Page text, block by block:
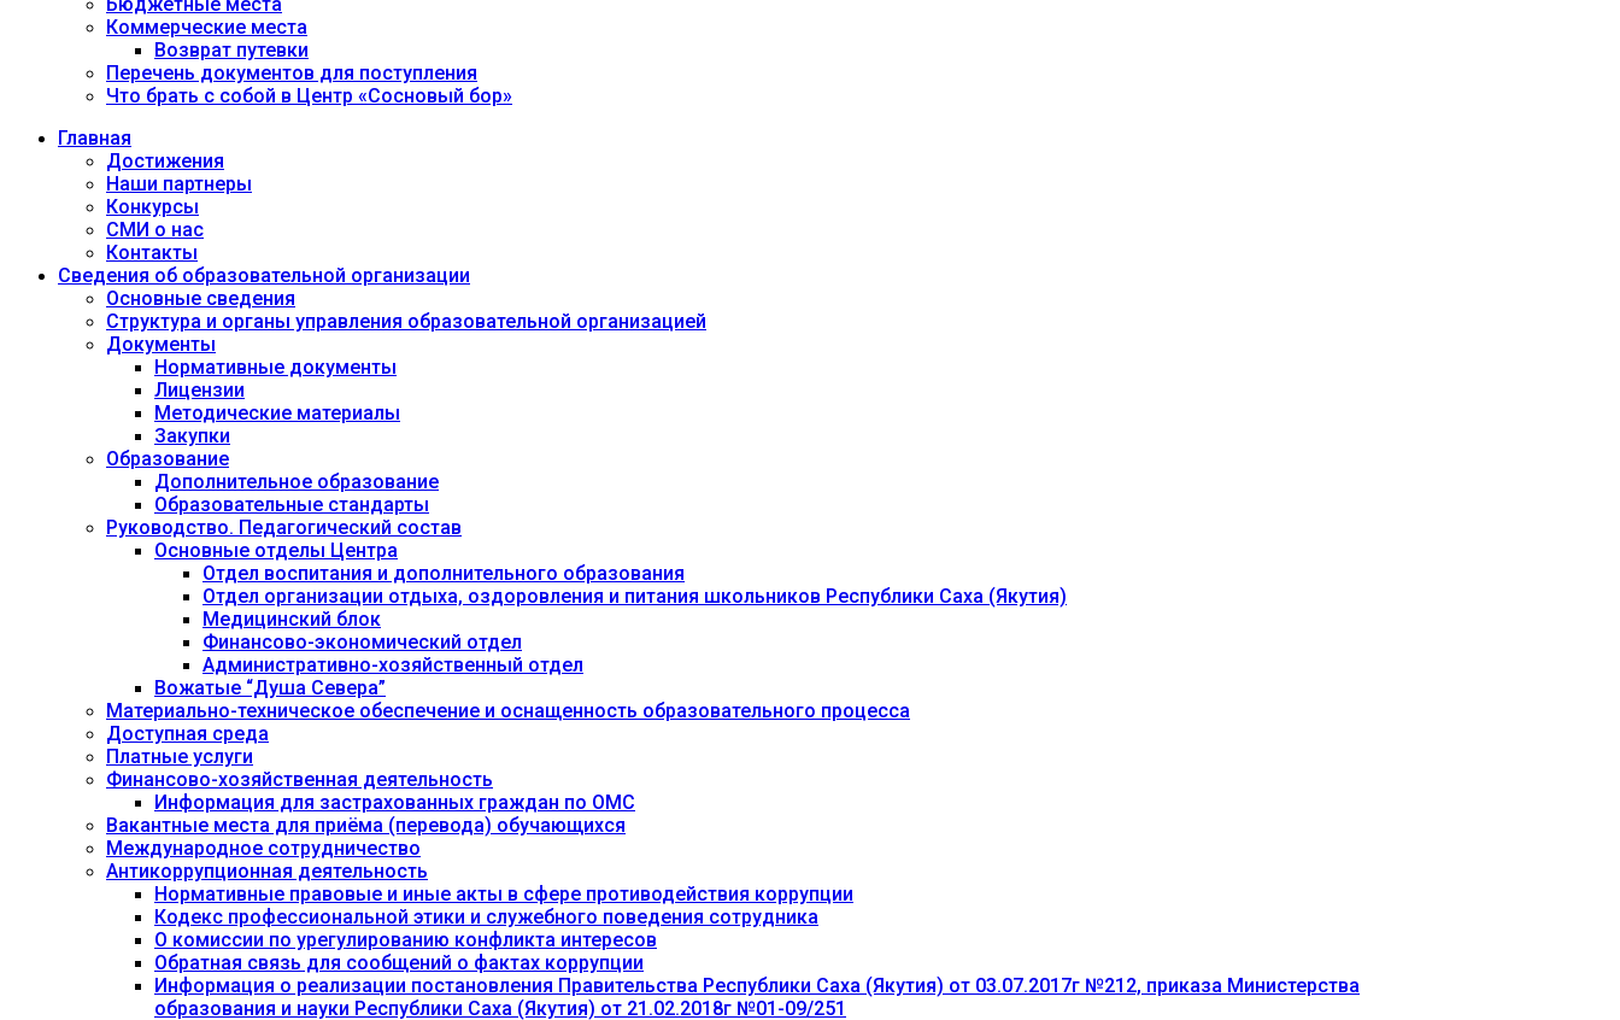
Коммерческие места
Возврат путевки
Перечень документов для поступления
Что брать с собой в Центр «Сосновый бор»
Главная
Достижения
Наши партнеры
Конкурсы
СМИ о нас
Контакты
Сведения об образовательной организации
Основные сведения
Структура и органы управления образовательной организацией
Документы
Нормативные документы
Лицензии
Методические материалы
Закупки
Образование
Дополнительное образование
Образовательные стандарты
Руководство. Педагогический состав
Основные отделы Центра
Отдел воспитания и дополнительного образования
Отдел организации отдыха, оздоровления и питания школьников Республики Саха (Якутия)
Медицинский блок
Финансово-экономический отдел
Административно-хозяйственный отдел
Вожатые “Душа Севера”
Материально-техническое обеспечение и оснащенность образовательного процесса
Доступная среда
Платные услуги
Финансово-хозяйственная деятельность
Информация для застрахованных граждан по ОМС
Вакантные места для приёма (перевода) обучающихся
Международное сотрудничество
Антикоррупционная деятельность
Нормативные правовые и иные акты в сфере противодействия коррупции
Кодекс профессиональной этики и служебного поведения сотрудника
О комиссии по урегулированию конфликта интересов
Обратная связь для сообщений о фактах коррупции
Информация о реализации постановления Правительства Республики Саха (Якутия) от 03.07.2017г №212, приказа Министерства
образования и науки Республики Саха (Якутия) от 21.02.2018г №01-09/251